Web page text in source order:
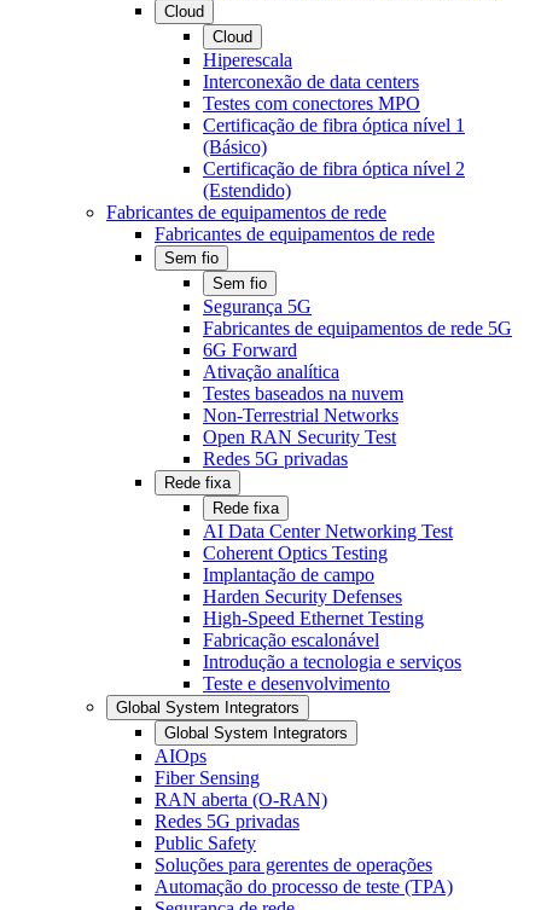
Cloud
Cloud
Hiperescala
Interconexão de data centers
Testes com conectores MPO
Certificação de fibra óptica nível 1
(Básico)
Certificação de fibra óptica nível 2
(Estendido)
Fabricantes de equipamentos de rede
Fabricantes de equipamentos de rede
Sem fio
Sem fio
Segurança 5G
Fabricantes de equipamentos de rede 5G
6G Forward
Ativação analítica
Testes baseados na nuvem
Non-Terrestrial Networks
Open RAN Security Test
Redes 5G privadas
Rede fixa
Rede fixa
AI Data Center Networking Test
Coherent Optics Testing
Implantação de campo
Harden Security Defenses
High-Speed Ethernet Testing
Fabricação escalonável
Introdução a tecnologia e serviços
Teste e desenvolvimento
Global System Integrators
Global System Integrators
AIOps
Fiber Sensing
RAN aberta (O-RAN)
Redes 5G privadas
Public Safety
Soluções para gerentes de operações
Automação do processo de teste (TPA)